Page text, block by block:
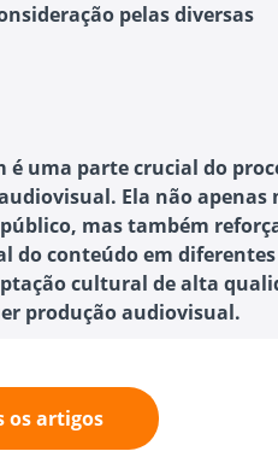
pelas diversas
uma parte crucial do
Ela não apenas
mas também
do conteúdo em diferentes
cultural de alta
produção audiovisual.
os artigos